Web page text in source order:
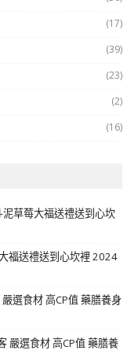
(17)
(39)
(23)
(2)
(16)
草莓大福送禮送到心坎
福送禮送到心坎裡 2024
選食材 高CP值 藥膳養身
嚴選食材 高CP值 藥膳養